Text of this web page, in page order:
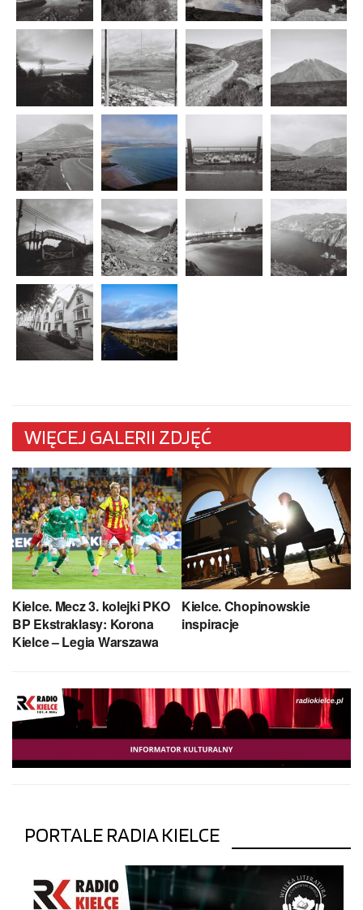
WIĘCEJ GALERII ZDJĘĆ
Kielce. Mecz 3. kolejki PKO
BP Ekstraklasy: Korona
Kielce – Legia Warszawa
Kielce. Chopinowskie
inspiracje
PORTALE RADIA KIELCE